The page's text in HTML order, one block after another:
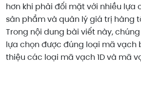
hơn khi phải đối mặt với nhiều lựa
sản phẩm và quản lý giá trị hàng
Trong nội dung bài viết này,
lựa chọn được đúng loại mã vạch
thiệu các loại mã vạch 1D và mã